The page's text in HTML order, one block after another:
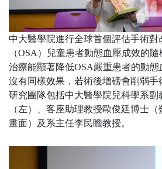
中大醫學院進行全球首個評估手術對
（OSA ）兒童患者動態血壓成效的
治療能顯著降低OSA嚴重患者的動
沒有同樣效果，若術後增磅會削弱手
研究團隊包括中大醫學院兒科學系副
（左）、客座助理教授歐俊廷博士
畫面）及系主任李民瞻教授。